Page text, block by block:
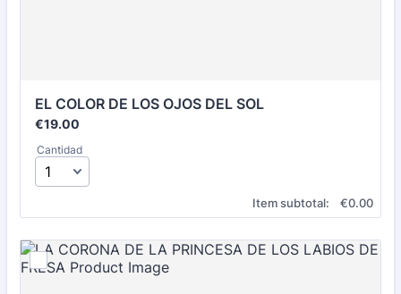
EL COLOR DE LOS OJOS DEL SOL
€19.00
€19.00
Cantidad
Item subtotal: €0.00
€0.00